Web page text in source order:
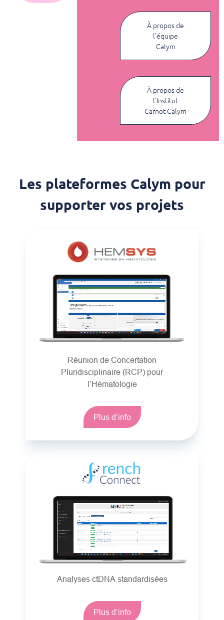
À propos de
l’équipe
Calym
À propos de
l’Institut
Carnot Calym
Les plateformes Calym pour
supporter vos projets
Réunion de Concertation
Pluridisciplinaire (RCP) pour
l’Hématologie
Plus d’info
Analyses ctDNA standardisées
Plus d’info